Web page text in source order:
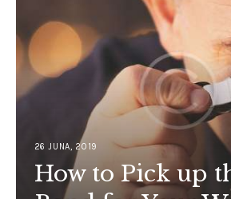
26 JUNA, 2019
How to Pick up